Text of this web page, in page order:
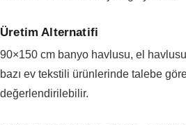
Üretim Alternatifi
90×150 cm banyo havlusu, el
bazı ev tekstili ürünlerinde talebe
değerlendirilebilir.